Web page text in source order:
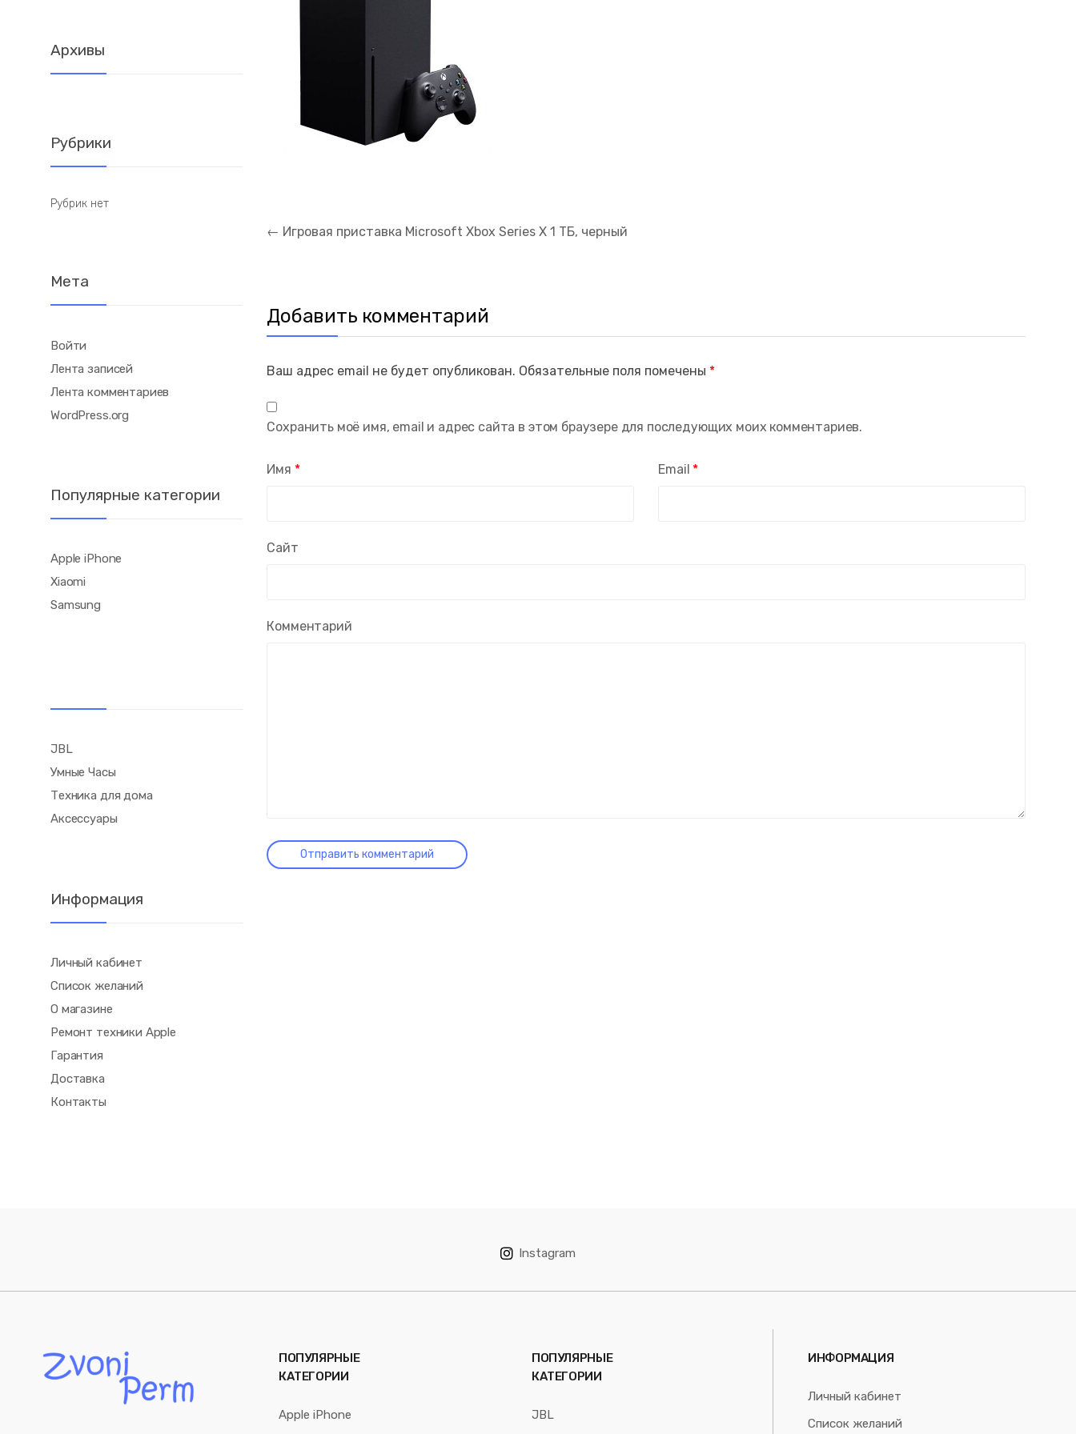
Навигация
← Игровая приставка Microsoft Xbox Series X 1 ТБ, черный
Добавить комментарий
Ваш адрес email не будет опубликован. Обязательные поля помечены *
Комментарий
Имя * Email *
Сайт
Сохранить моё имя, email и адрес сайта в этом браузере для последующих моих комментариев.
Архивы
Рубрики
Рубрик нет
Мета
Войти
Лента записей
Лента комментариев
WordPress.org
Популярные категории
Apple iPhone
Xiaomi
Samsung
JBL
Умные Часы
Техника для дома
Аксессуары
Информация
Личный кабинет
Список желаний
О магазине
Ремонт техники Apple
Гарантия
Доставка
Контакты
Instagram
ПОПУЛЯРНЫЕ
КАТЕГОРИИ
Apple iPhone
ПОПУЛЯРНЫЕ
КАТЕГОРИИ
JBL
ИНФОРМАЦИЯ
Личный кабинет
Список желаний